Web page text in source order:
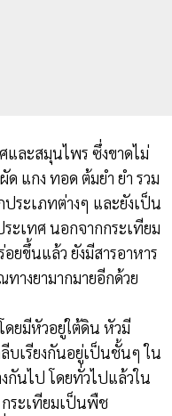
และสมุนไพร ซึ่งขาดไม่
แกง ทอด ต้มยำ ยำ รวม
ระเภทต่างๆ และยังเป็น
ะเทศ นอกจากกระเทียม
ยขึ้นแล้ว ยังมีสารอาหาร
างยามากมายอีกด้วย
ยมีหัวอยู่ใต้ดิน หัวมี
บเรียงกันอยู่เป็นชั้นๆ ใน
กันไป โดยทั่วไปแล้วใน
ระเทียมเป็นพืช